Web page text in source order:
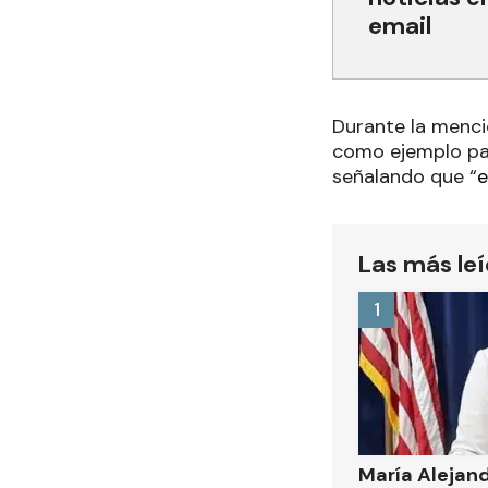
email
Durante la
como ejemplo
señalando que “
Las más
María
1